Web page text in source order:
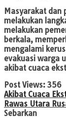
Masyarakat dan
melakukan
melakukan
berkala,
mengalami
evakuasi warga
akibat cuaca
Post Views: 356
Akibat Cuaca
Rawas Utara
Sebarkan